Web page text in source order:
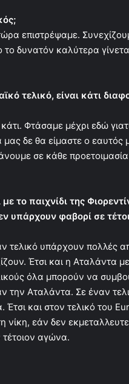
επιστρέψαμε.
δυνατόν καλύτερα
τελικό, είναι κάτι
Φτάσαμε μέχρι εδώ
δε θα είμαστε ο εαυτός
σε κάθε προετοιμασία
το παιχνίδι της
υπάρχουν φαβορί σε
τελικό υπάρχουν πολλές
Έτσι και η Αταλάντα
όλα μπορούν να
την Αταλάντα. Σε έναν
Έτσι και στον τελικό του
νίκη, εάν δεν
τέτοιον αγώνα.